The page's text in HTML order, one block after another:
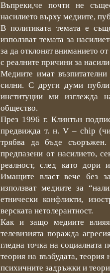
Въпреки,че почти не
насилието върху медиите,
В политиката темата е
използват темата за
за да отклонят вниманието
с реалните причини за
Медиите имат
силни. С други думи
институции ми изглежда
общество.
През 1996 г. Клинтън
предвижда т. н. V – chip
трябва да бъде
предпазени от насилието,
реалност, след като дори
Имащите власт вече без
използват медиите за
етнически конфликти,
верската нетолерантност.
Как и защо медиите
телевизията поражда
гледна точка на социалната
теория на възбудата,
психичните задръжки и